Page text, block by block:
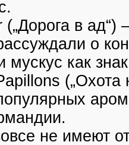
(„Дорога в
о
мускус как
не имеют